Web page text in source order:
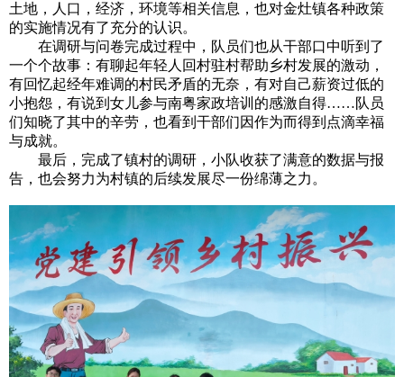
土地，人口，经济，环境等相关信息，也对金灶镇各种政策
的实施情况有了充分的认识。
在调研与问卷完成过程中，队员们也从干部口中听到了
一个个故事：有聊起年轻人回村驻村帮助乡村发展的激动，
有回忆起经年难调的村民矛盾的无奈，有对自己薪资过低的
小抱怨，有说到女儿参与南粤家政培训的感激自得……队员
们知晓了其中的辛劳，也看到干部们因作为而得到点滴幸福
与成就。
最后，完成了镇村的调研，小队收获了满意的数据与报
告，也会努力为村镇的后续发展尽一份绵薄之力。